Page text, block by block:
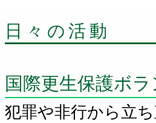
日々の活動
国際更生保護ボ
犯罪や非行から立